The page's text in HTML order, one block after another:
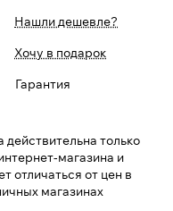
Нашли дешевле?
Хочу в подарок
Гарантия
действительна только
магазина и
отличаться от цен в
магазинах
только 25%